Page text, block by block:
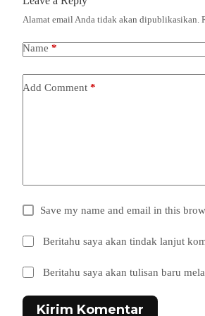
Alamat email Anda tidak akan dipublikasikan.
Name *
Add Comment *
Save my name and email in this
Beritahu saya akan tindak lanjut
Beritahu saya akan tulisan baru
Kirim Komentar